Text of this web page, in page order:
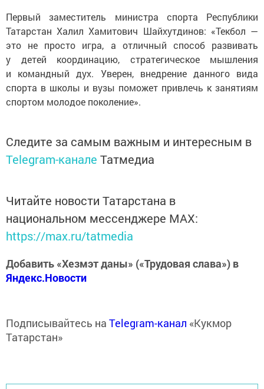
Первый заместитель министра спорта Республики
Татарстан Халил Хамитович Шайхутдинов: «Текбол —
это не просто игра, а отличный способ развивать
у детей координацию, стратегическое мышления
и командный дух. Уверен, внедрение данного вида
спорта в школы и вузы поможет привлечь к занятиям
спортом молодое поколение».
Следите за самым важным и интересным в
Telegram-канале Татмедиа
Читайте новости Татарстана в
национальном мессенджере MАХ:
https://max.ru/tatmedia
Добавить «Хезмэт даны» («Трудовая слава») в
Яндекс.Новости
Подписывайтесь на Telegram-канал «Кукмор
Татарстан»